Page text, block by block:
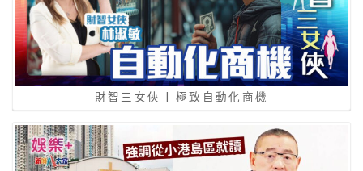
財智三女俠 | 極致自動化商機